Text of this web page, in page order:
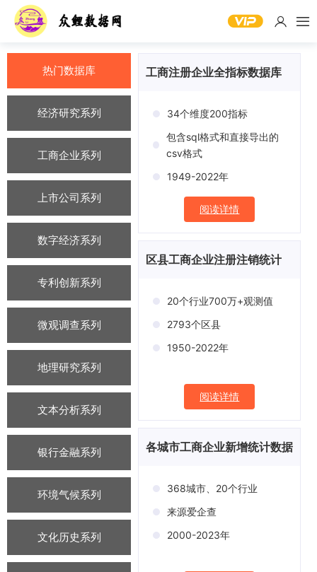
热门数据库
经济研究系列
工商企业系列
上市公司系列
数字经济系列
专利创新系列
微观调查系列
地理研究系列
文本分析系列
银行金融系列
环境气候系列
文化历史系列
工商注册企业全指标数据库
34个维度200指标
包含sql格式和直接导出的
csv格式
1949-2022年
阅读详情
区县工商企业注册注销统计
20个行业700万+观测值
2793个区县
1950-2022年
阅读详情
各城市工商企业新增统计数据
368城市、20个行业
来源爱企查
2000-2023年